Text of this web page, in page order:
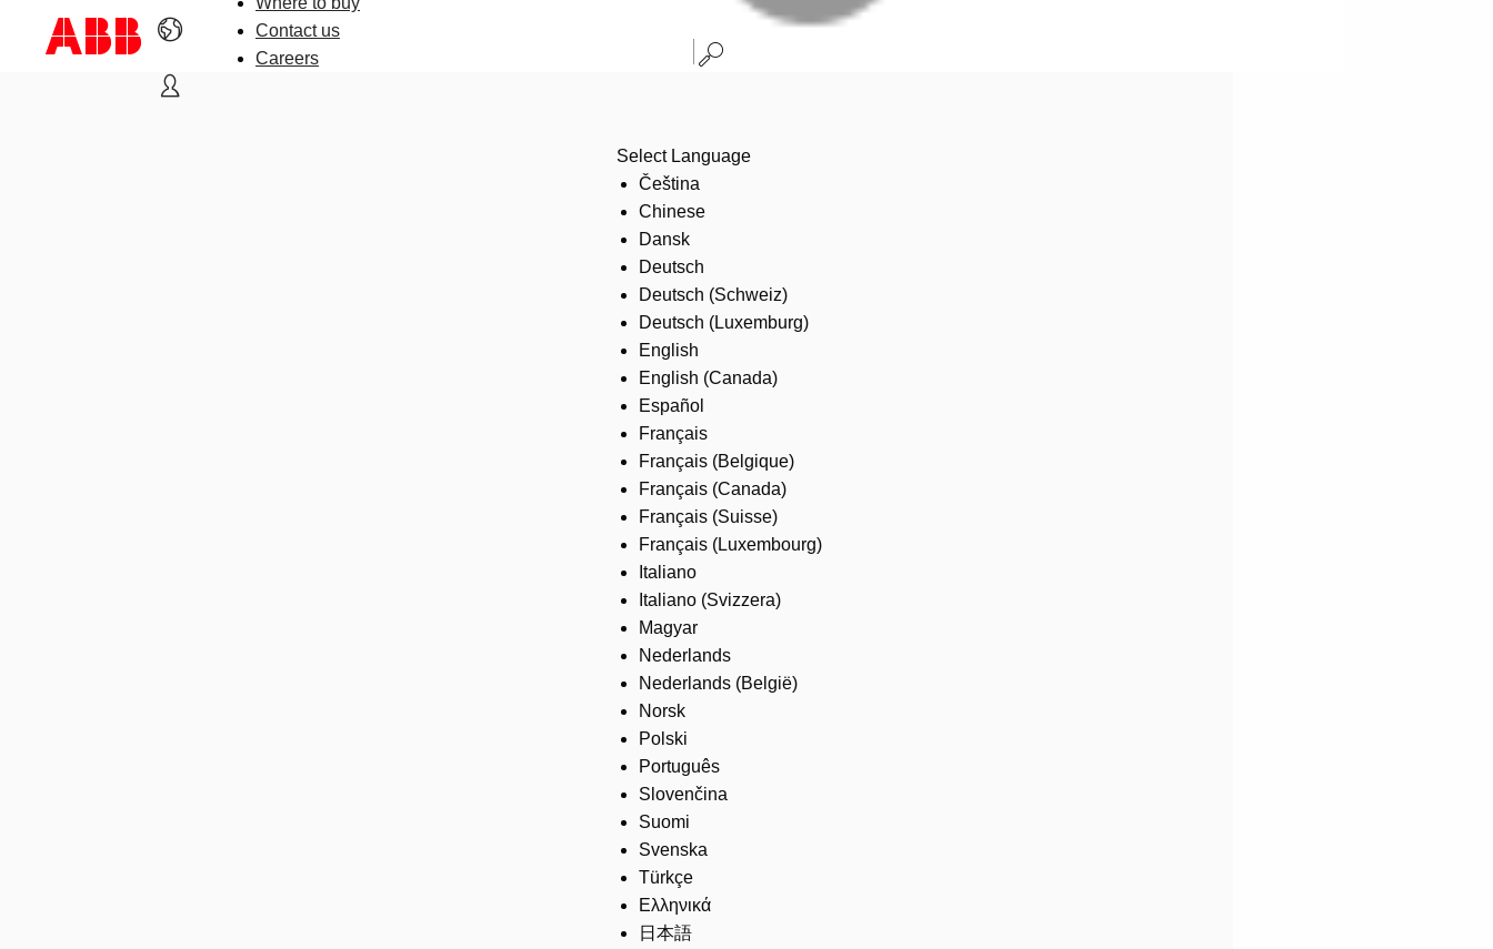
Contact us
Careers
Select Language
Čeština
Chinese
Dansk
Deutsch
Deutsch (Schweiz)
Deutsch (Luxemburg)
English
English (Canada)
Español
Français
Français (Belgique)
Français (Canada)
Français (Suisse)
Français (Luxembourg)
Italiano
Italiano (Svizzera)
Magyar
Nederlands
Nederlands (België)
Norsk
Polski
Português
Slovenčina
Suomi
Svenska
Türkçe
Ελληνικά
日本語